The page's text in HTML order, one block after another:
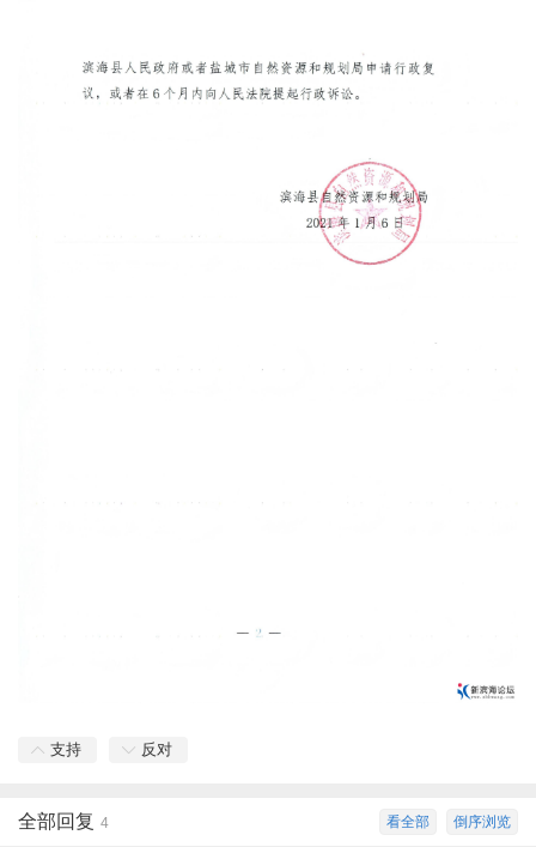
支持 反对
倒序浏览
看全部
全部回复 4